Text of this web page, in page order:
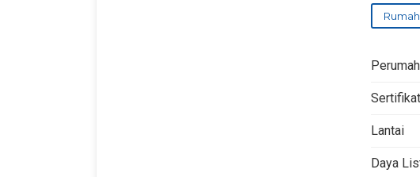
Rumah
Sertifikat
Lantai
Daya